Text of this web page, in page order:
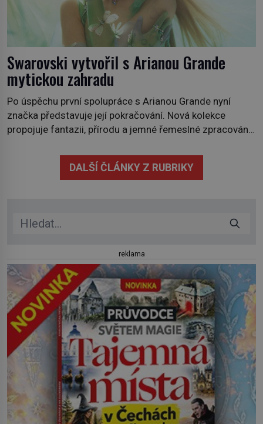
Swarovski vytvořil s Arianou Grande
mytickou zahradu
Po úspěchu první spolupráce s Arianou Grande nyní
značka představuje její pokračování. Nová kolekce
propojuje fantazii, přírodu a jemné řemeslné zpracování
třicítka šperků působí hravě a zároveň rafinovaně.
Spolupráce mezi značkou Swarovski a zpěvačkou a
DALŠÍ ČLÁNKY Z RUBRIKY
reklama